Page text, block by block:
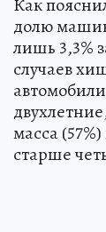
Как
долю
лишь 3,3%
случаев
масса
старше